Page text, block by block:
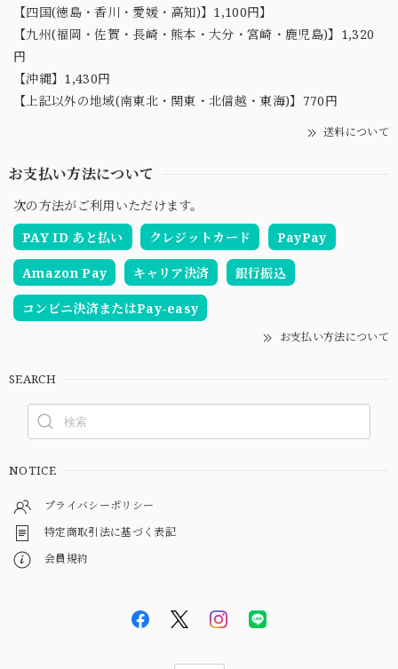
【四国(徳島・香川・愛媛・高知)】1,100円】
【九州(福岡・佐賀・長崎・熊本・大分・宮崎・鹿児島)】1,320
円
【沖縄】1,430円
【上記以外の地域(南東北・関東・北信越・東海)】770円
送料について
お支払い方法について
次の方法がご利用いただけます。
PAY ID あと払い
クレジットカード PayPay
Amazon Pay キャリア決済 銀行振込
コンビニ決済またはPay-easy
お支払い方法について
SEARCH
NOTICE
プライバシーポリシー
特定商取引法に基づく表記
会員規約